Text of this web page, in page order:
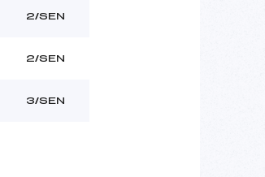
2/SEN
2/SEN
3/SEN